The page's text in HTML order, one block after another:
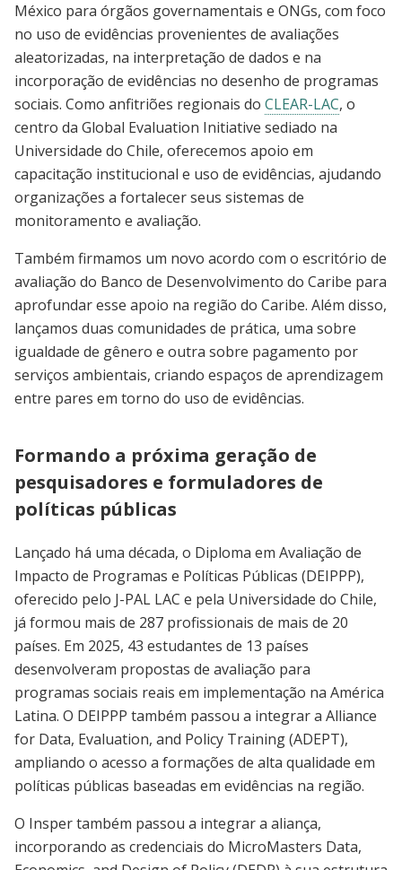
México para órgãos governamentais e ONGs, com foco
no uso de evidências provenientes de avaliações
aleatorizadas, na interpretação de dados e na
incorporação de evidências no desenho de programas
sociais. Como anfitriões regionais do CLEAR-LAC, o
centro da Global Evaluation Initiative sediado na
Universidade do Chile, oferecemos apoio em
capacitação institucional e uso de evidências, ajudando
organizações a fortalecer seus sistemas de
monitoramento e avaliação.
Também firmamos um novo acordo com o escritório de
avaliação do Banco de Desenvolvimento do Caribe para
aprofundar esse apoio na região do Caribe. Além disso,
lançamos duas comunidades de prática, uma sobre
igualdade de gênero e outra sobre pagamento por
serviços ambientais, criando espaços de aprendizagem
entre pares em torno do uso de evidências.
Formando a próxima geração de
pesquisadores e formuladores de
políticas públicas
Lançado há uma década, o Diploma em Avaliação de
Impacto de Programas e Políticas Públicas (DEIPPP),
oferecido pelo J-PAL LAC e pela Universidade do Chile,
já formou mais de 287 profissionais de mais de 20
países. Em 2025, 43 estudantes de 13 países
desenvolveram propostas de avaliação para
programas sociais reais em implementação na América
Latina. O DEIPPP também passou a integrar a Alliance
for Data, Evaluation, and Policy Training (ADEPT),
ampliando o acesso a formações de alta qualidade em
políticas públicas baseadas em evidências na região.
O Insper também passou a integrar a aliança,
incorporando as credenciais do MicroMasters Data,